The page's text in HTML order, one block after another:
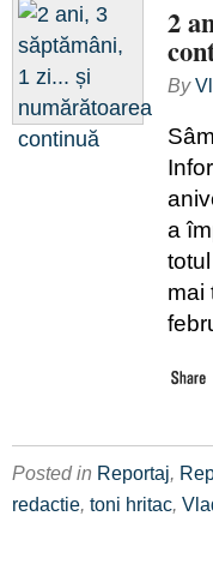
2
By
a
mai
Posted in Reportaj,
redactie, toni hritac,